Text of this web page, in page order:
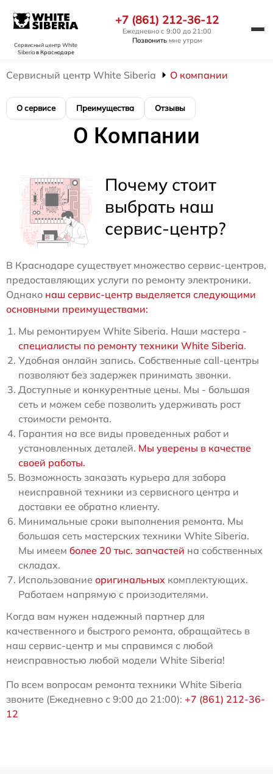
Сервисный центр White
Siberiaв Краснодаре
+7 (861) 212-36-12
Ежедневно с 9:00 до 21:00
Позвонить мне утром
Сервисный центр White Siberia О компании
О сервисе Преимущества Отзывы
О Компании
Почему стоит
выбрать наш
сервис-центр?
В Краснодаре существует множество сервис-центров,
предоставляющих услуги по ремонту электроники.
Однако наш сервис-центр выделяется следующими
основными преимуществами:
Мы ремонтируем White Siberia. Наши мастера -
специалисты по ремонту техники White Siberia.
Удобная онлайн запись. Собственные call-центры
позволяют без задержек принимать звонки.
Доступные и конкурентные цены. Мы - большая
сеть и можем себе позволить удерживать рост
стоимости ремонта.
Гарантия на все виды проведенных работ и
установленных деталей. Мы уверены в качестве
своей работы.
Возможность заказать курьера для забора
неисправной техники из сервисного центра и
доставки ее обратно клиенту.
Минимальные сроки выполнения ремонта. Мы
большая сеть мастерских техники White Siberia.
Мы имеем более 20 тыс. запчастей на собственных
складах.
Использование оригинальных комплектующих.
Работаем напрямую с произодителями.
Когда вам нужен надежный партнер для
качественного и быстрого ремонта, обращайтесь в
наш сервис-центр и мы справимся с любой
неисправностью любой модели White Siberia!
По всем вопросам ремонта техники White Siberia
звоните (Ежедневно с 9:00 до 21:00): +7 (861) 212-36-
12